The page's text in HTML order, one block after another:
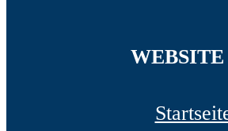
WEBSITE